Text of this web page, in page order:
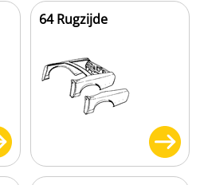
64 Rugzijde